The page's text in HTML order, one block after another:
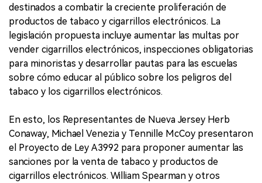
destinados a combatir la creciente proliferación de
productos de tabaco y cigarrillos electrónicos. La
legislación propuesta incluye aumentar las multas por
vender cigarrillos electrónicos, inspecciones obligatorias
para minoristas y desarrollar pautas para las escuelas
sobre cómo educar al público sobre los peligros del
tabaco y los cigarrillos electrónicos.
En esto, los Representantes de Nueva Jersey Herb
Conaway, Michael Venezia y Tennille McCoy presentaron
el Proyecto de Ley A3992 para proponer aumentar las
sanciones por la venta de tabaco y productos de
cigarrillos electrónicos. William Spearman y otros